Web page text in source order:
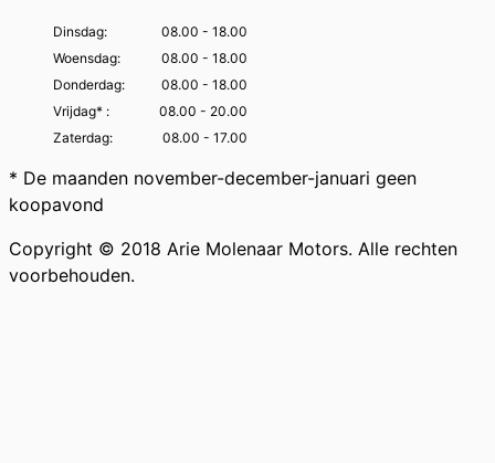
Dinsdag:
08.00 - 18.00
Woensdag:
08.00 - 18.00
Donderdag:
08.00 - 18.00
Vrijdag* :
08.00 - 20.00
Zaterdag:
08.00 - 17.00
* De maanden november-december-januari geen
koopavond
Copyright © 2018 Arie Molenaar Motors. Alle rechten
voorbehouden.